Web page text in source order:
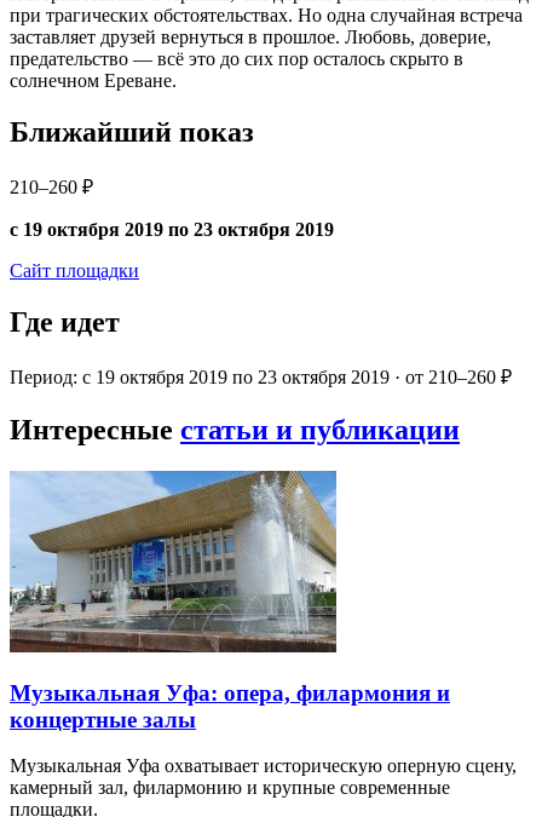
при трагических обстоятельствах. Но одна случайная встреча
заставляет друзей вернуться в прошлое. Любовь, доверие,
предательство — всё это до сих пор осталось скрыто в
солнечном Ереване.
Ближайший показ
210–260 ₽
с 19 октября 2019 по 23 октября 2019
Сайт площадки
Где идет
Период: с 19 октября 2019 по 23 октября 2019 · от 210–260 ₽
Интересные статьи и публикации
Музыкальная Уфа: опера, филармония и
концертные залы
Музыкальная Уфа охватывает историческую оперную сцену,
камерный зал, филармонию и крупные современные
площадки.